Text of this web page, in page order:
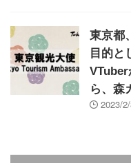
東京都
目的と
VTuber
ら、森
2023/